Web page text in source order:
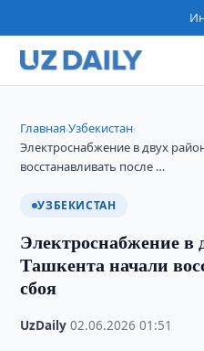
Главная›Узбекистан›
Электроснабжение в двух
восстанавливать после …
УЗБЕКИСТАН
Электроснабжение в
Ташкента начали
сбоя
UzDaily ·02.06.2026 ·01:51